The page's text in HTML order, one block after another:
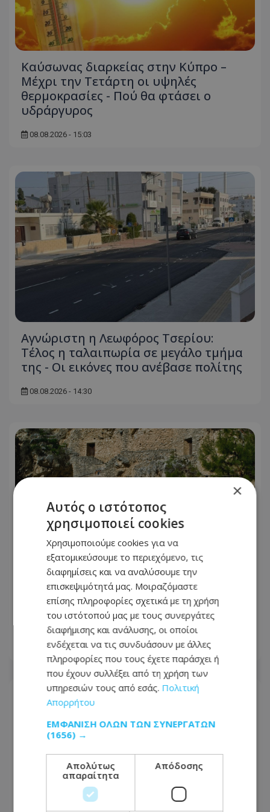
Καύσωνας διαρκείας στην Κύπρο –
Μέχρι την Τετάρτη οι υψηλές
θερμοκρασίες - Πού θα φτάσει ο
υδράργυρος
08.08.2026 - 15:03
Αγνώριστη η Λεωφόρος Τσερίου:
Τέλος η ταλαιπωρία σε μεγάλο τμήμα
της - Οι εικόνες που ανέβασε πολίτης
08.08.2026 - 14:30
Απόπειρα φόνου στη Μονή: Η
διαφωνία για τα κλειδιά που κατέληξε
σε αιματηρό επεισόδιο
08.08.2026 - 11:38
×
Αυτός ο ιστότοπος
χρησιμοποιεί cookies
Χρησιμοποιούμε cookies για να
εξατομικεύσουμε το περιεχόμενο, τις
διαφημίσεις και να αναλύσουμε την
επισκεψιμότητά μας. Μοιραζόμαστε
επίσης πληροφορίες σχετικά με τη χρήση
του ιστότοπού μας με τους συνεργάτες
διαφήμισης και ανάλυσης, οι οποίοι
ενδέχεται να τις συνδυάσουν με άλλες
πληροφορίες που τους έχετε παράσχει ή
που έχουν συλλέξει από τη χρήση των
υπηρεσιών τους από εσάς. Πολιτική
Απορρήτου
ΕΜΦΆΝΙΣΗ ΌΛΩΝ ΤΩΝ ΣΥΝΕΡΓΑΤΏΝ
(1656) →
Απολύτως
απαραίτητα
Απόδοσης